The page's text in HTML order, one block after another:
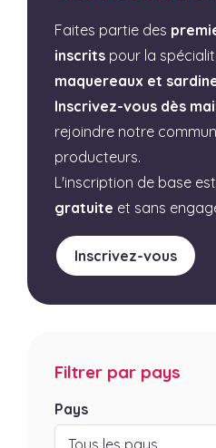
Faites partie des
inscrits pour la
maquereaux et
Inscrivez-vous dès
rejoindre notre
producteurs.
L'inscription de base
gratuite et sans
Inscrivez-vous
Filtrer par pays
Pays